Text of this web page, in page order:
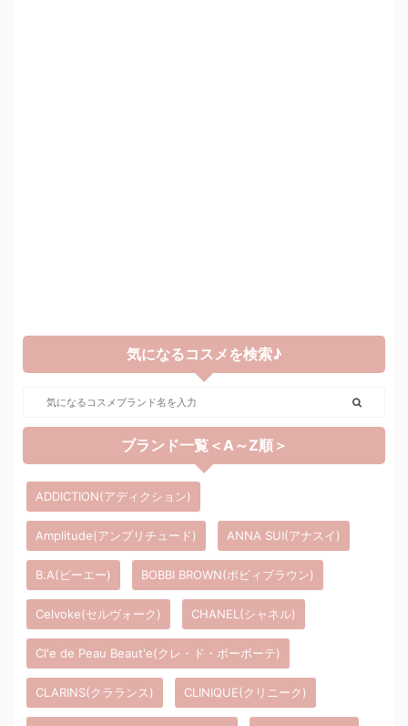
気になるコスメを検索♪
ブランド一覧＜A～Z順＞
ADDICTION(アディクション)
Amplitude(アンプリチュード) ANNA SUI(アナスイ)
B.A(ビーエー) BOBBI BROWN(ボビィブラウン)
Celvoke(セルヴォーク) CHANEL(シャネル)
Cl'e de Peau Beaut'e(クレ・ド・ポーボーテ)
CLARINS(クラランス) CLINIQUE(クリニーク)